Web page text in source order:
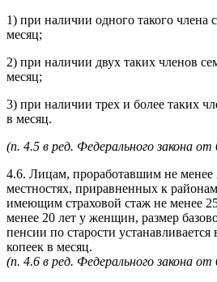
1) при наличии одного такого члена
месяц;
2) при наличии двух таких членов
месяц;
3) при наличии трех и более таких
в месяц.
(п. 4.5 в ред. Федерального закона
4.6. Лицам, проработавшим не менее
местностях, приравненных к
имеющим страховой стаж не менее
менее 20 лет у женщин, размер
пенсии по старости
копеек в месяц.
(п. 4.6 в ред. Федерального закона